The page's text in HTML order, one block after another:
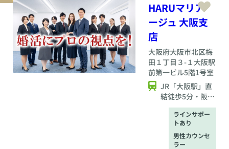
ち】そして【思いや
りの心】です。 こ
の４つが備わり始め
るとお相手の選び方
が変わり【良縁】を
引き寄せます。 ・婚
活は【妥協】ではな
く【許容】が大切で
す。 妥協は【諦
め】が含まれます
が、許容は【受け入
れる心】になりま
す。 この違いは大
きいですよ。 ・１回
の人生です、独身も
HARUマリア
ージュ 大阪支
店
大阪府大阪市北区梅
田１丁目３-１大阪駅
前第一ビル5階1号室
JR「大阪駅」直
結徒歩5分・阪神
「梅田」駅より
徒歩3分ラインサポー
トあり
男性カウンセ
ラー